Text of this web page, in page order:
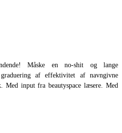
Måske en no-shit og lange
af effektivitet af navngivne
Med input fra beautyspace læsere. Med